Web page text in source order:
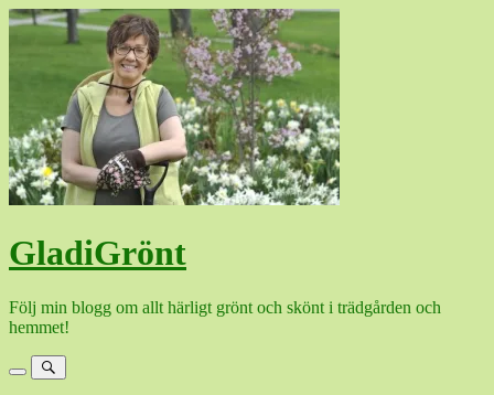
Hoppa
GladiGrönt
Följ min blogg om allt härligt grönt och skönt i trädgården och
hemmet!
MenySök